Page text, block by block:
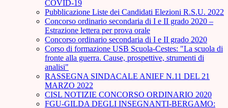
COVID-19
Pubblicazione Liste dei Candidati Elezioni R.S.U. 2022
Concorso ordinario secondaria di I e II grado 2020 –
Estrazione lettera per prova orale
Concorso ordinario secondaria di I e II grado 2020
Corso di formazione USB Scuola-Cestes: "La scuola di
fronte alla guerra. Cause, prospettive, strumenti di
analisi"
RASSEGNA SINDACALE ANIEF N.11 DEL 21
MARZO 2022
CISL NOTIZIE CONCORSO ORDINARIO 2020
FGU-GILDA DEGLI INSEGNANTI-BERGAMO: